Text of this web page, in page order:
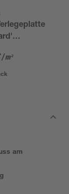
1690 x
mm
/ m²
am